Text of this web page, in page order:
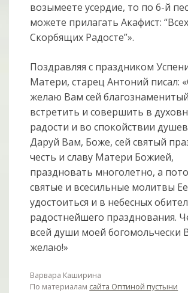
возымеете усердие, то по 6-й
можете прилагать Акафист: “Всех
Скорбящих Радосте”».
Поздравляя с праздником
Матери, старец Антоний писал:
желаю Вам сей
встретить и совершить в
радости и во спокойствии
Даруй Вам, Боже, сей святый
честь и славу Матери Божией,
праздновать многолетно, а
святые и всесильные молитвы Ее
удостоиться и в небесных
радостнейшего празднования.
всей души моей богомольчески
желаю!»
Варвара Каширина
По материалам сайта Оптиной пустыни